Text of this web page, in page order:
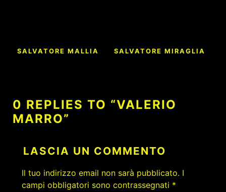
Navigazione
articoli
SALVATORE MALLIA SALVATORE MIRAGLIA
0 REPLIES TO “VALERIO
MARRO”
LASCIA UN COMMENTO
Il tuo indirizzo email non sarà pubblicato. I
campi obbligatori sono contrassegnati *